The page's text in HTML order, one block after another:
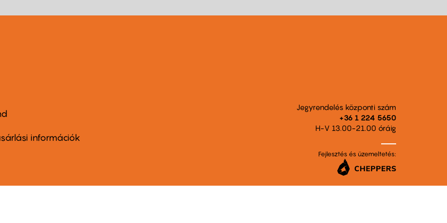
információk
Jegyrendelés központi szám
+36 1 224 5650
H-V 13.00-21.00 óráig
Fejlesztés és üzemeltetés: